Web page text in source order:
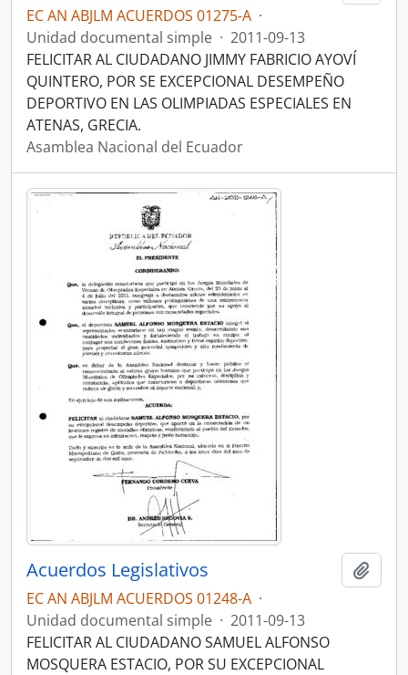
EC AN ABJLM ACUERDOS 01275-A ·
Unidad documental simple · 2011-09-13
FELICITAR AL CIUDADANO JIMMY FABRICIO AYOVÍ
QUINTERO, POR SE EXCEPCIONAL DESEMPEÑO
DEPORTIVO EN LAS OLIMPIADAS ESPECIALES EN
ATENAS, GRECIA.
Asamblea Nacional del Ecuador
Acuerdos Legislativos
EC AN ABJLM ACUERDOS 01248-A ·
Unidad documental simple · 2011-09-13
FELICITAR AL CIUDADANO SAMUEL ALFONSO
MOSQUERA ESTACIO, POR SU EXCEPCIONAL